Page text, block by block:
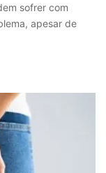
sofrer com
apesar de